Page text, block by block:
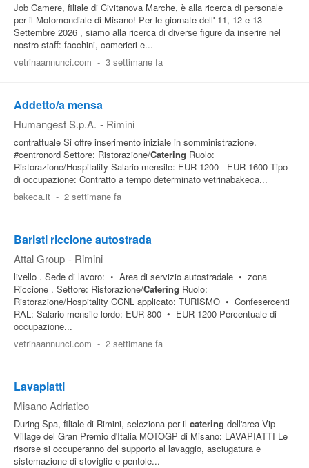
Job Camere, filiale di Civitanova Marche, è alla ricerca di personale
per il Motomondiale di Misano! Per le giornate dell' 11, 12 e 13
Settembre 2026 , siamo alla ricerca di diverse figure da inserire nel
nostro staff: facchini, camerieri e...
vetrinaannunci.com - 3 settimane fa
Addetto/a mensa
Humangest S.p.A. - Rimini
contrattuale Si offre inserimento iniziale in somministrazione.
#centronord Settore: Ristorazione/Catering Ruolo:
Ristorazione/Hospitality Salario mensile: EUR 1200 - EUR 1600 Tipo
di occupazione: Contratto a tempo determinato vetrinabakeca...
bakeca.it - 2 settimane fa
Baristi riccione autostrada
Attal Group - Rimini
livello . Sede di lavoro: • Area di servizio autostradale • zona
Riccione . Settore: Ristorazione/Catering Ruolo:
Ristorazione/Hospitality CCNL applicato: TURISMO • Confesercenti
RAL: Salario mensile lordo: EUR 800 • EUR 1200 Percentuale di
occupazione...
vetrinaannunci.com - 2 settimane fa
Lavapiatti
Misano Adriatico
During Spa, filiale di Rimini, seleziona per il catering dell'area Vip
Village del Gran Premio d'Italia MOTOGP di Misano: LAVAPIATTI Le
risorse si occuperanno del supporto al lavaggio, asciugatura e
sistemazione di stoviglie e pentole...